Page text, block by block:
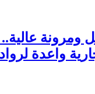
واعدة